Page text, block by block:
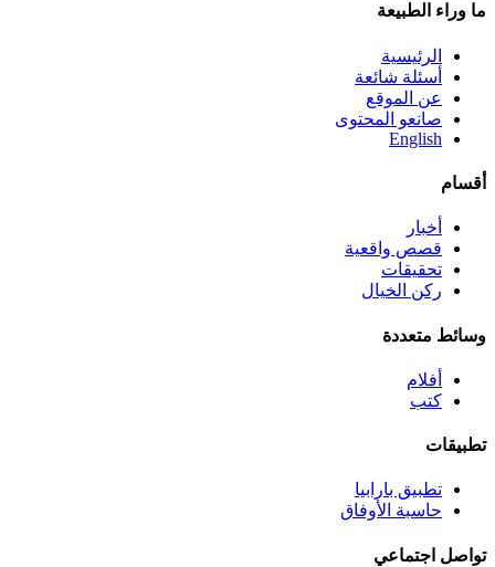
ما وراء الطبيعة
الرئيسية
أسئلة شائعة
عن الموقع
صانعو المحتوى
English
أقسام
أخبار
قصص واقعية
تحقيقات
ركن الخيال
وسائط متعددة
أفلام
كتب
تطبيقات
تطبيق بارابيا
حاسبة الأوفاق
تواصل اجتماعي